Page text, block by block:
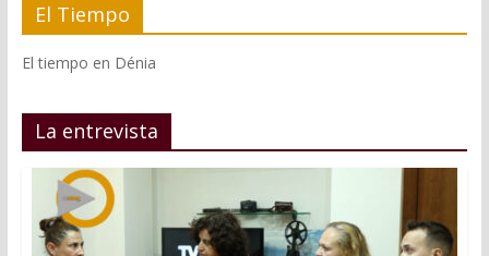
El Tiempo
El tiempo en Dénia
La entrevista